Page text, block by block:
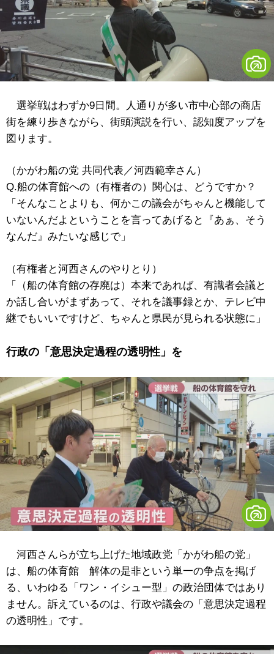
選挙戦はわずか9日間。人通りが多い市中心部の商店
街を練り歩きながら、街頭演説を行い、認知度アップを
図ります。
（かがわ船の党 共同代表／河西範幸さん）
Q.船の体育館への（有権者の）関心は、どうですか？
「そんなことよりも、何かこの議会がちゃんと機能して
いないんだよということを言ってあげると『あぁ、そう
なんだ』みたいな感じで」
（有権者と河西さんのやりとり）
「（船の体育館の存廃は）本来であれば、有識者会議と
か話し合いがまずあって、それを議事録とか、テレビ中
継でもいいですけど、ちゃんと県民が見られる状態に」
行政の「意思決定過程の透明性」を
河西さんらが立ち上げた地域政党「かがわ船の党」
は、船の体育館 解体の是非という単一の争点を掲げ
る、いわゆる「ワン・イシュー型」の政治団体ではあり
ません。訴えているのは、行政や議会の「意思決定過程
の透明性」です。